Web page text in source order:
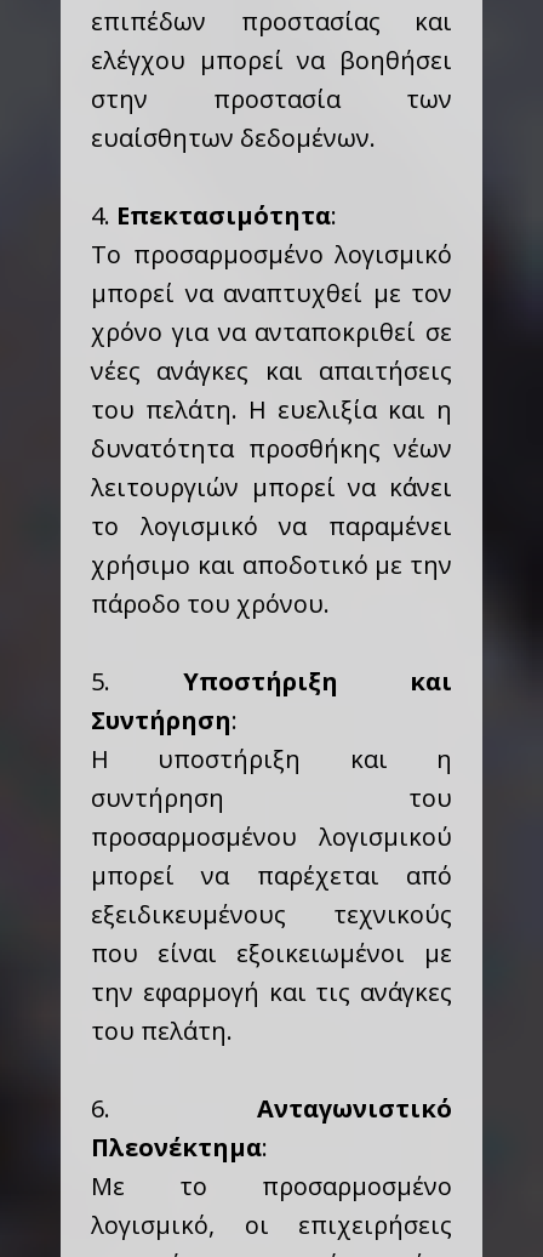
επιπέδων προστασίας και
ελέγχου μπορεί να βοηθήσει
στην προστασία των
ευαίσθητων δεδομένων.
4. Επεκτασιμότητα:
Το προσαρμοσμένο λογισμικό
μπορεί να αναπτυχθεί με τον
χρόνο για να ανταποκριθεί σε
νέες ανάγκες και απαιτήσεις
του πελάτη. Η ευελιξία και η
δυνατότητα προσθήκης νέων
λειτουργιών μπορεί να κάνει
το λογισμικό να παραμένει
χρήσιμο και αποδοτικό με την
πάροδο του χρόνου.
5. Υποστήριξη και
Συντήρηση:
Η υποστήριξη και η
συντήρηση του
προσαρμοσμένου λογισμικού
μπορεί να παρέχεται από
εξειδικευμένους τεχνικούς
που είναι εξοικειωμένοι με
την εφαρμογή και τις ανάγκες
του πελάτη.
6. Ανταγωνιστικό
Πλεονέκτημα:
Με το προσαρμοσμένο
λογισμικό, οι επιχειρήσεις